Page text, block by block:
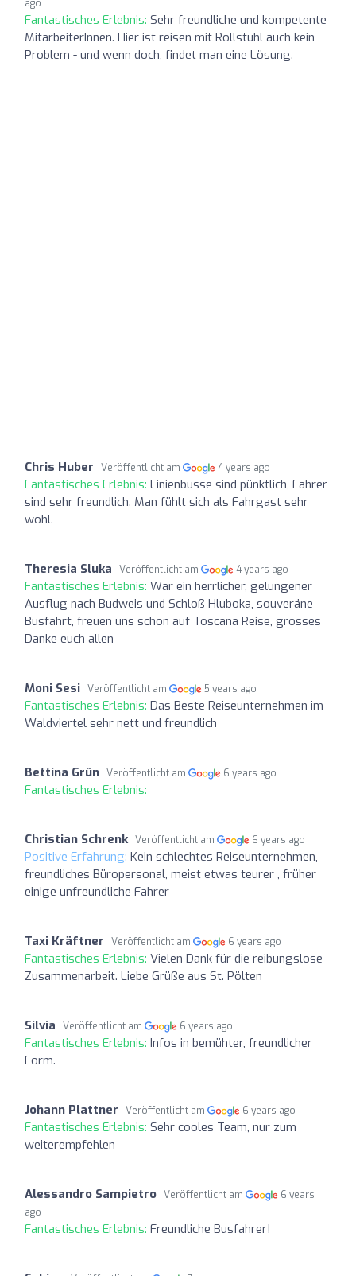
ago
Fantastisches Erlebnis: Sehr freundliche und kompetente
MitarbeiterInnen. Hier ist reisen mit Rollstuhl auch kein
Problem - und wenn doch, findet man eine Lösung.
Chris Huber Veröffentlicht am 4 years ago
Fantastisches Erlebnis: Linienbusse sind pünktlich, Fahrer
sind sehr freundlich. Man fühlt sich als Fahrgast sehr
wohl.
Theresia Sluka Veröffentlicht am 4 years ago
Fantastisches Erlebnis: War ein herrlicher, gelungener
Ausflug nach Budweis und Schloß Hluboka, souveräne
Busfahrt, freuen uns schon auf Toscana Reise, grosses
Danke euch allen
Moni Sesi Veröffentlicht am 5 years ago
Fantastisches Erlebnis: Das Beste Reiseunternehmen im
Waldviertel sehr nett und freundlich
Bettina Grün Veröffentlicht am 6 years ago
Fantastisches Erlebnis:
Christian Schrenk Veröffentlicht am 6 years ago
Positive Erfahrung: Kein schlechtes Reiseunternehmen,
freundliches Büropersonal, meist etwas teurer , früher
einige unfreundliche Fahrer
Taxi Kräftner Veröffentlicht am 6 years ago
Fantastisches Erlebnis: Vielen Dank für die reibungslose
Zusammenarbeit. Liebe Grüße aus St. Pölten
Silvia Veröffentlicht am 6 years ago
Fantastisches Erlebnis: Infos in bemühter, freundlicher
Form.
Johann Plattner Veröffentlicht am 6 years ago
Fantastisches Erlebnis: Sehr cooles Team, nur zum
weiterempfehlen
Alessandro Sampietro Veröffentlicht am
6 years
ago
Fantastisches Erlebnis: Freundliche Busfahrer!